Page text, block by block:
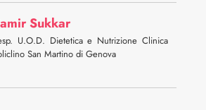
Sukkar
U.O.D. Dietetica e Nutrizione Clinica
San Martino di Genova